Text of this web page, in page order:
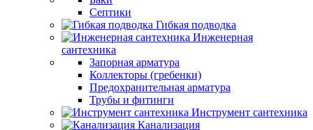
Септики
Гибкая подводка
Инженерная
сантехника
Запорная арматура
Коллекторы (гребенки)
Предохранительная арматура
Трубы и фитинги
Инструмент сантехника
Канализация